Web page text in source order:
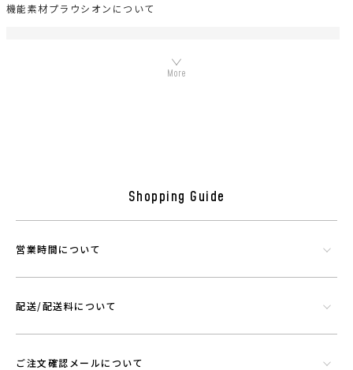
機能素材プラウシオンについて
シリカやトルマリンなど数種類の天然鉱石でできたミネラル混合体で
Shopping Guide
営業時間について
配送/配送料について
ご注文確認メールについて